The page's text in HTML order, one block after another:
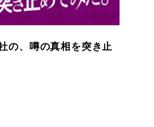
の、噂の真相を突き止